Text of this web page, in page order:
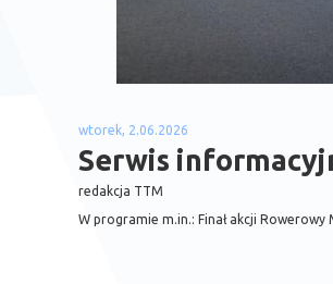
wtorek, 2.06.2026
Serwis
redakcja TTM
W programie m.in.: Finał akcji